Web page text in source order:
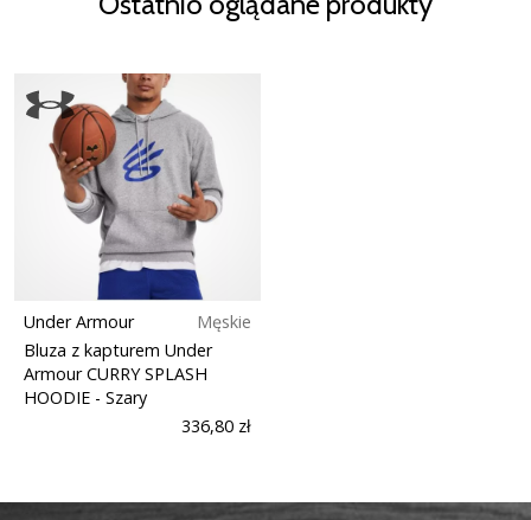
Under Armour
Męskie
Bluza z kapturem Under
Armour CURRY SPLASH
HOODIE - Szary
336,80 zł